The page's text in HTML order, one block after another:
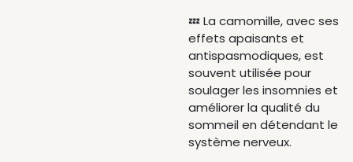
💤 La camomille, avec ses
effets apaisants et
antispasmodiques, est
souvent utilisée pour
soulager les insomnies et
améliorer la qualité du
sommeil en détendant le
système nerveux.